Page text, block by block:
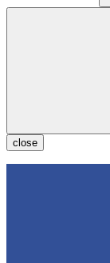
close